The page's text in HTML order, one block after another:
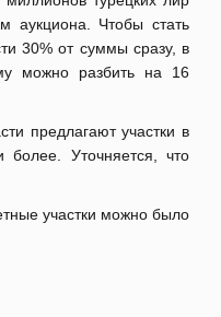
аукциона. Чтобы стать
30% от суммы сразу, в
можно разбить на 16
предлагают участки в
Уточняется, что
участки можно было